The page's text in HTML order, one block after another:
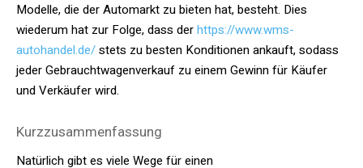
Modelle, die der Automarkt zu bieten hat, besteht. Dies
wiederum hat zur Folge, dass derhttps://www.wms-
autohandel.de/stets zu besten Konditionen ankauft, sodass
jeder Gebrauchtwagenverkauf zu einem Gewinn für Käufer
und Verkäufer wird.
Kurzzusammenfassung
Natürlich gibt es viele Wege für einen